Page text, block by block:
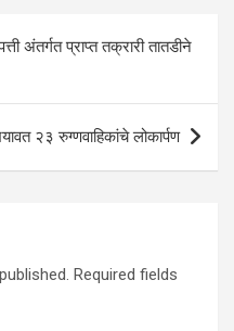
अंतर्गत प्राप्त तक्रारी तातडीने
२३ रुग्णवाहिकांचे लोकार्पण
Required fields